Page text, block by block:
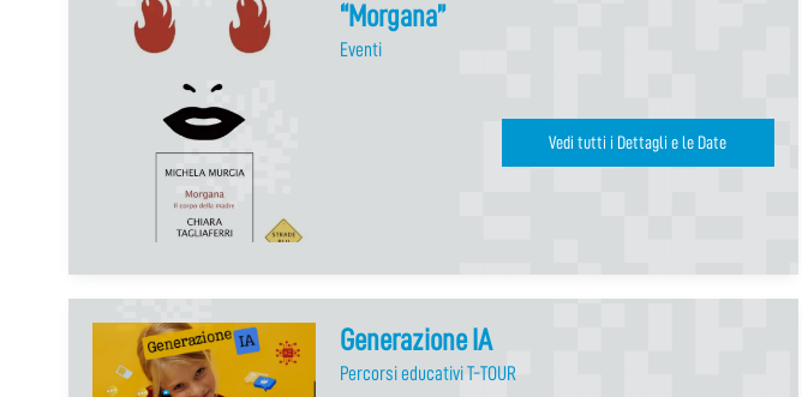
“Morgana”
Eventi
Vedi tutti i Dettagli e le Date
Generazione IA
Percorsi educativi T-TOUR